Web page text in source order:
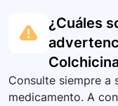
¿Cuáles
Consulte siempre a
medicamento. A